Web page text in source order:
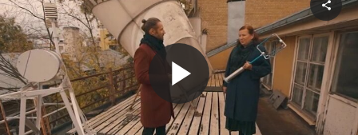
Play